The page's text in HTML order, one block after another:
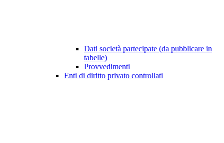
Dati società partecipate (da pubblicare in
tabelle)
Provvedimenti
Enti di diritto privato controllati